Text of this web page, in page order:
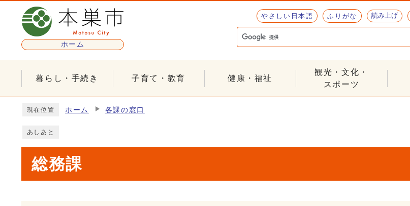
ページの先頭です
ホーム
やさしい日本語 ふりがな 読み上げ
暮らし・手続き 子育て・教育 健康・福祉
観光・文化・
スポーツ
現在位置 ホーム 各課の窓口
あしあと
総務課